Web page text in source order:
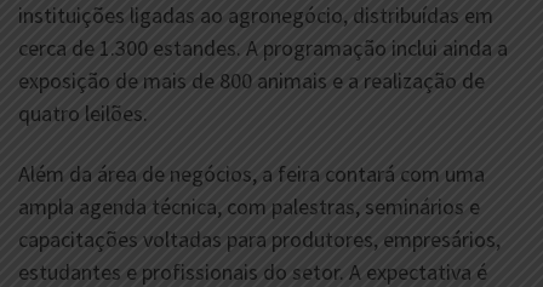
instituições ligadas ao agronegócio, distribuídas em
cerca de 1.300 estandes. A programação inclui ainda a
exposição de mais de 800 animais e a realização de
quatro leilões.
Além da área de negócios, a feira contará com uma
ampla agenda técnica, com palestras, seminários e
capacitações voltadas para produtores, empresários,
estudantes e profissionais do setor. A expectativa é